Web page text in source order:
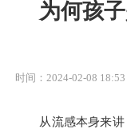
为何孩
时间：2024-02-08 18:53
从流感本身来